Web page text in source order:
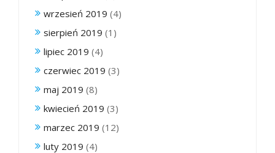
wrzesień 2019 (4)
sierpień 2019 (1)
lipiec 2019 (4)
czerwiec 2019 (3)
maj 2019 (8)
kwiecień 2019 (3)
marzec 2019 (12)
luty 2019 (4)